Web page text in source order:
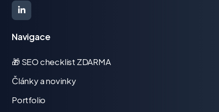
Navigace
🎁 SEO checklist ZDARMA
Články a novinky
Portfolio